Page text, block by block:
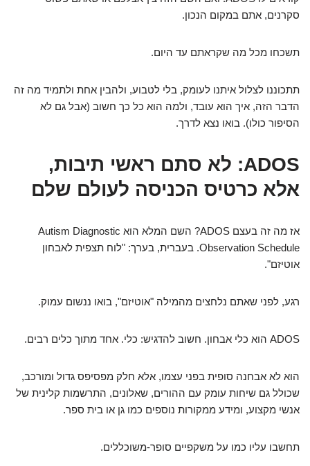
סקרנים, אתם במקום הנכון.
תשכחו מכל מה שקראתם עד היום.
תתכוננו לצלול איתנו לעומק, בלי לטבוע, ולהבין אחת ולתמיד מה זה
הדבר הזה, איך הוא עובד, ולמה הוא כל כך חשוב (אבל גם לא
הסיפור כולו). בואו נצא לדרך.
ADOS: לא סתם ראשי תיבות,
אלא כרטיס הכניסה לעולם שלם
אז מה זה בעצם ADOS? השם המלא הוא Autism Diagnostic
Observation Schedule. בעברית, בערך: "לוח תצפית לאבחון
אוטיזם".
רגע, לפני שאתם נלחצים מהמילה "אוטיזם", בואו ננשום עמוק.
ADOS הוא כלי אבחון. חשוב להדגיש: כלי. אחד מתוך כלים רבים.
הוא לא אבחנה סופית בפני עצמו, אלא חלק מפסיפס גדול ומורכב,
שכולל גם שיחות עומק עם ההורים, שאלונים, התרשמות קלינית של
אנשי מקצוע, ומידע ממקורות נוספים כמו גן או בית ספר.
תחשבו עליו כמו על משקפיים סופר-משוכללים.